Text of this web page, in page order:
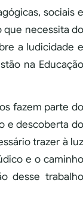
sociais e
que necessita do
a ludicidade e
na Educação
fazem parte do
e descoberta do
trazer à luz
e o caminho
desse trabalho